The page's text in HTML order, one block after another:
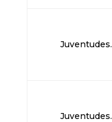
Juventudes.
Juventudes.